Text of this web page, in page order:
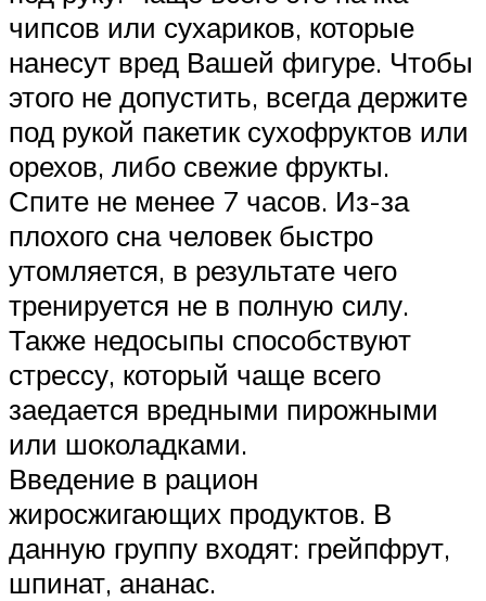
чипсов или сухариков, которые
нанесут вред Вашей фигуре. Чтобы
этого не допустить, всегда держите
под рукой пакетик сухофруктов или
орехов, либо свежие фрукты.
Спите не менее 7 часов. Из-за
плохого сна человек быстро
утомляется, в результате чего
тренируется не в полную силу.
Также недосыпы способствуют
стрессу, который чаще всего
заедается вредными пирожными
или шоколадками.
Введение в рацион
жиросжигающих продуктов. В
данную группу входят: грейпфрут,
шпинат, ананас.